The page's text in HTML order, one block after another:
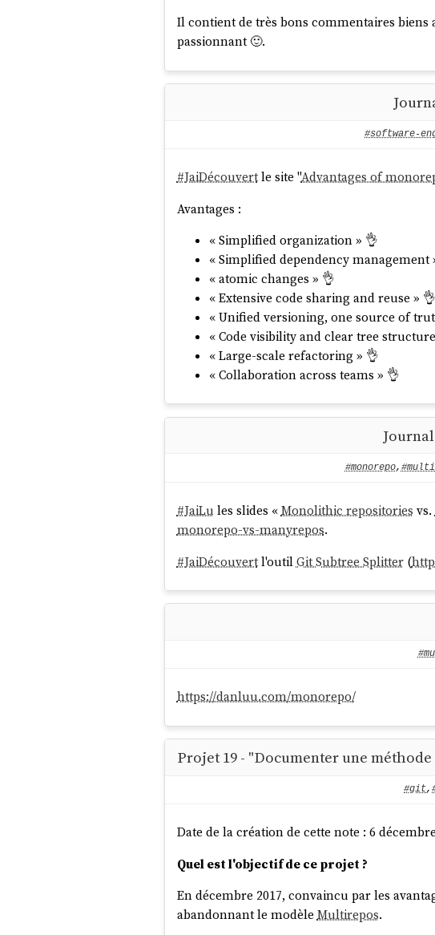
Il contient de très bons commentaires
passionnant 🙂.
#software-
#JaiDécouvertle site "Advantages of
Avantages :
« Simplified organization » 👌
« Simplified dependency management
« atomic changes » 👌
« Extensive code sharing and reuse » 👌
« Unified versioning, one source of
« Code visibility and clear tree
« Large-scale refactoring » 👌
« Collaboration across teams » 👌
#monorepo,
#JaiLu les slides «Monolithic repositories vs.
monorepo-vs-manyrepos.
#JaiDécouvertl'outilGit Subtree Splitter(
https://danluu.com/monorepo/
Projet 19 - "Documenter une
#git,
Date de la création de cette note : 6
Quel est l'objectif de ce projet ?
En décembre 2017, convaincu par les
abandonnant le modèleMultirepos.